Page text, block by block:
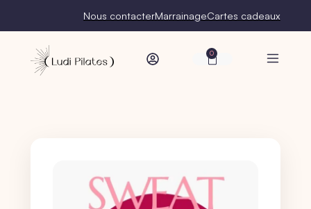
Nous contacterMarrainageCartes cadeaux
0